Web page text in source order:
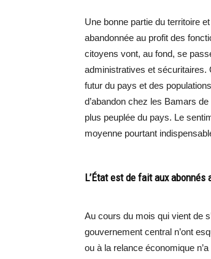
Une bonne partie du territoire
abandonnée au profit des
citoyens vont, au fond, se
administratives et sécuritaires.
futur du pays et des
d’abandon chez les Bamars
plus peuplée du pays. Le
moyenne pourtant
L’État est de fait aux abonnés
Au cours du mois qui vient de
gouvernement central n’ont
ou à la relance économique